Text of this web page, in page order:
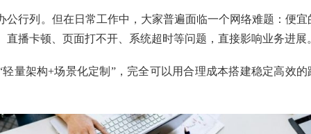
行列。但在日常工作中，大家普遍面临一个网络难题：便宜
播卡顿、页面打不开、系统超时等问题，直接影响业务进展
量架构+场景化定制”，完全可以用合理成本搭建稳定高效的